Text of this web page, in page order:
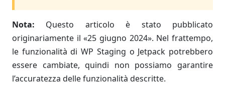
Nota: Questo articolo è stato pubblicato
originariamente il «25 giugno 2024». Nel frattempo,
le funzionalità di WP Staging o Jetpack potrebbero
essere cambiate, quindi non possiamo garantire
l’accuratezza delle funzionalità descritte.